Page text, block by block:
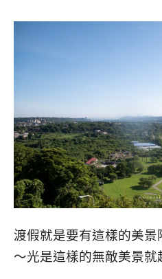
渡假就是要有這樣的美
～光是這樣的無敵美景就